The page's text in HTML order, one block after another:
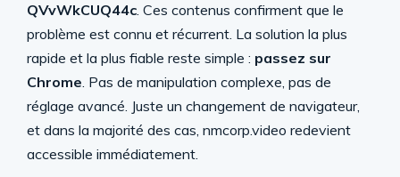
QVvWkCUQ44c. Ces contenus confirment que le
problème est connu et récurrent. La solution la plus
rapide et la plus fiable reste simple : passez sur
Chrome. Pas de manipulation complexe, pas de
réglage avancé. Juste un changement de navigateur,
et dans la majorité des cas, nmcorp.video redevient
accessible immédiatement.